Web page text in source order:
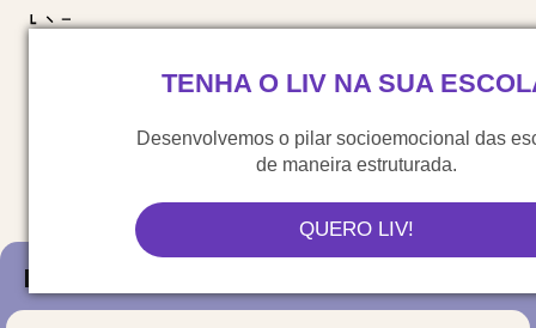
TENHA O LIV NA SUA
Desenvolvemos o pilar socioemocional das
de maneira estruturada.
QUERO LIV!
Blog